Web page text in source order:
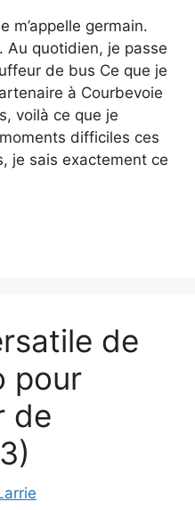
m’appelle germain.
Au quotidien, je passe
de bus Ce que je
à Courbevoie
voilà ce que je
difficiles ces
je sais exactement ce
de
pour
de